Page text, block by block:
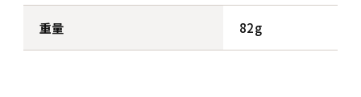
重量 82g